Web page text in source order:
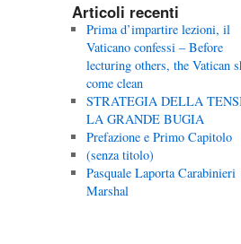
Articoli recenti
Prima d’impartire lezioni, il
Vaticano confessi – Before
lecturing others, the Vatican
come clean
STRATEGIA DELLA
LA GRANDE BUGIA
Prefazione e Primo Capitolo
(senza titolo)
Pasquale Laporta Carabinieri
Marshal